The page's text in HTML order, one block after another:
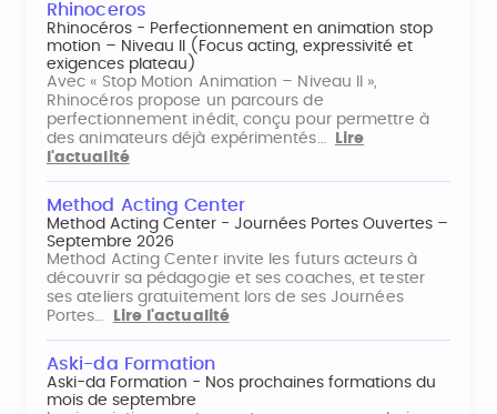
Rhinoceros
Rhinocéros - Perfectionnement en animation stop
motion – Niveau II (Focus acting, expressivité et
exigences plateau)
Avec « Stop Motion Animation – Niveau II »,
Rhinocéros propose un parcours de
perfectionnement inédit, conçu pour permettre à
des animateurs déjà expérimentés…
Lire
l'actualité
Method Acting Center
Method Acting Center - Journées Portes Ouvertes –
Septembre 2026
Method Acting Center invite les futurs acteurs à
découvrir sa pédagogie et ses coaches, et tester
ses ateliers gratuitement lors de ses Journées
Portes…
Lire l'actualité
Aski-da Formation
Aski-da Formation - Nos prochaines formations du
mois de septembre